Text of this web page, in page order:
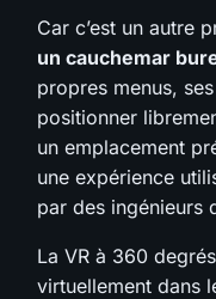
Car c’est un autre
un cauchemar
propres menus,
positionner
un emplacement
une expérience
par des ingénieurs
La VR à 360
virtuellement dans